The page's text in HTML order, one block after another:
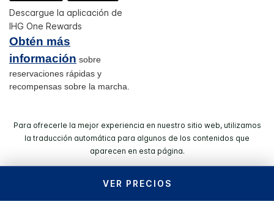
VER PRECIOS
Descargue la aplicación de
IHG One Rewards
Obtén más
información sobre
reservaciones rápidas y
recompensas sobre la marcha.
Para ofrecerle la mejor experiencia en nuestro sitio web, utilizamos
la traducción automática para algunos de los contenidos que
aparecen en esta página.